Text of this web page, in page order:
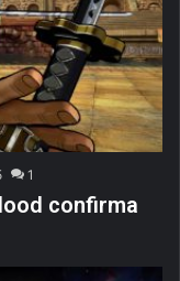
1
confirma